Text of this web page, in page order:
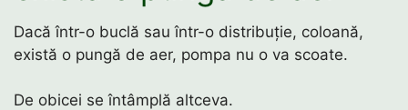
Dacă într-o buclă sau într-o distribuție, coloană,
există o pungă de aer, pompa nu o va scoate.
De obicei se întâmplă altceva.